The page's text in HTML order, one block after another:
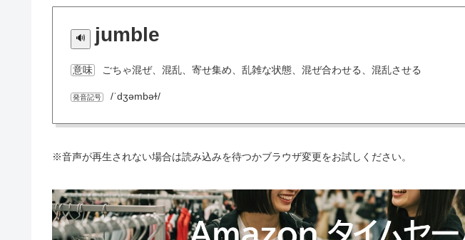
jumble
意味 ごちゃ混ぜ、混乱、寄せ集め、乱雑な状態、混ぜ合わせる、混乱させる
発音記号 /ˈdʒəmbəɫ/
※音声が再生されない場合は読み込みを待つかブラウザ変更をお試しください。